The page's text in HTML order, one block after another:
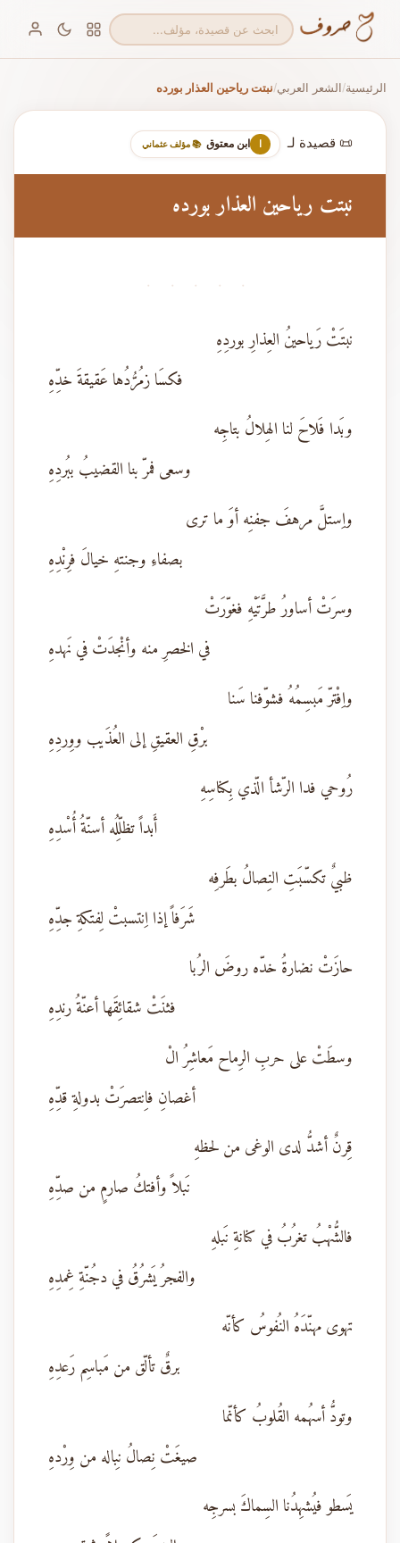
الرئيسية/الشعر العربي/نبتت رياحين العذار بورده
📜 قصيدة لـ ا ابن معتوق 📚 مؤلف عثماني
نبتت رياحين العذار بورده
· · · · ·
نبتَتْ رَياحينُ العِذارِ بوردِهِ
فكسَا زمُرُّدُها عَقيقةَ خدِّهِ
وبَدا فَلاحَ لنا الهِلالُ بتاجِه
وسعى فمرّ بنا القضيبُ ببُردِهِ
واِستلَّ مرهفَ جفنِه أوَ ما ترى
بصفاءِ وجنتهِ خيالَ فرِنْدِهِ
وسرَتْ أساورُ طرَّتَيْهِ فغوّرَتْ
في الخصرِ منه وأنْجدَتْ في نَهدهِ
واِفْترّ مَبسِمُهُ فشوّفنا سَنا
برْقِ العقيقِ إلى العُذَيب ووِردِهِ
رُوحي فدا الرّشأ الّذي بِكناسِهِ
أَبداً تظلِّلُه أسنّةُ أُسْدِهِ
ظبيٌ تكسّبَتِ النِصالُ بطَرفِه
شَرَفاً إذا اِنتسبتْ لِفتكةِ جدِّهِ
حازَتْ نضارةُ خدّه روضَ الرُبا
فثنَتْ شقائِقَها أعنّةُ رندِهِ
وسطَتْ على حربِ الرِماح مَعاشِرُ الْ
أغصانِ فاِنتصرَتْ بدولةِ قدِّهِ
قِرنٌ أشدُّ لدى الوغى من لحظهِ
نَبلاً وأفتكُ صارمٍ من صدِّهِ
فالشُّهْبُ تغرُبُ في كنانةِ نَبلهِ
والفجرُ يَشرُقُ في دجُنّةِ غِمدِهِ
تهوى مهنّدَهُ النُفوسُ كأنّه
برقٌ تألّق من مَباسِم رَعدِهِ
وتودُّ أسهُمه القُلوبُ كأنّما
صيغَتْ نِصالُ نِباله من وِرْدهِ
يَسطو فيُشهِدُنا السِماكَ بسرجِه